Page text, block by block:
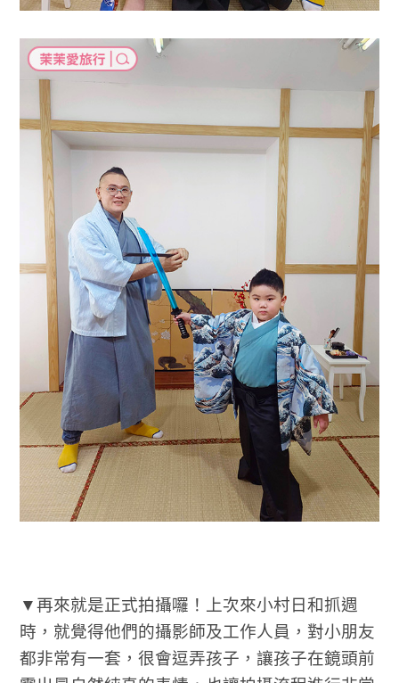
▼再來就是正式拍攝囉！上次來小村日和抓週
時，就覺得他們的攝影師及工作人員，對小朋友
都非常有一套，很會逗弄孩子，讓孩子在鏡頭前